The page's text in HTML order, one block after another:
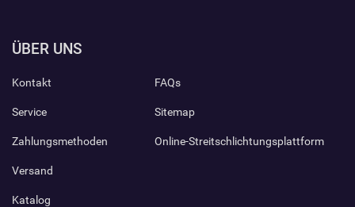
ÜBER UNS
Kontakt
Service
Zahlungsmethoden
Versand
Katalog
FAQs
Sitemap
Online-Streitschlichtungsplattform